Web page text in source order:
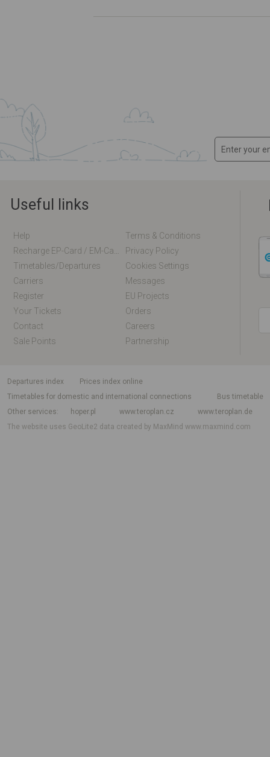
Useful links
Help
Terms & Conditions
Privacy Policy
Timetables/departures
Cookies Settings
Carriers
Messages
Register
EU Projects
Your Tickets
Orders
Contact
Careers
Sale Points
Partnership
departures index
Prices index online
Timetables for domestic and international connections
Bus timetable
Other services
hoper.pl www.teroplan.cz
www.teroplan.de
The website uses GeoLite2 data created by MaxMindwww.maxmind.com